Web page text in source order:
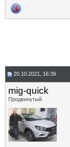
20.10.2021, 16:39
mig-quick
Продвинутый